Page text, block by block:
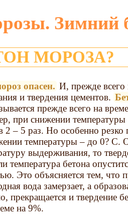
Зимний
МОРОЗА?
опасен. И, прежде всего
и твердения цементов.
прежде всего на
при снижении
2 – 5 раз. Но особенно резко
температуры – до 0? С.
выдерживания, то
бетона
Это объясняется тем, что
вода замерзает, а
прекращается и твердение
на 9%.